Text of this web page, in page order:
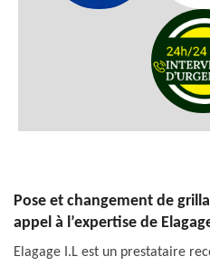
Pose et changement de
appel à l’expertise de
Elagage I.L est un prestataire